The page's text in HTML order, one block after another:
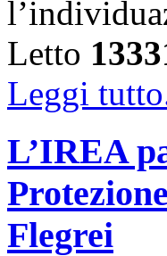
Letto
Leggi
L’IREA
Flegrei